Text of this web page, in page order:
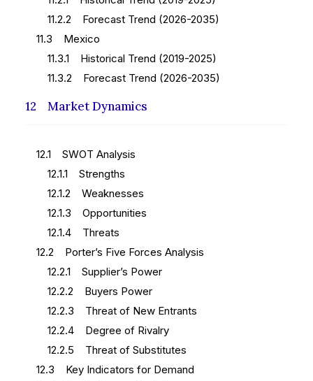
11.2.2 Forecast Trend (2026-2035)
11.3 Mexico
11.3.1 Historical Trend (2019-2025)
11.3.2 Forecast Trend (2026-2035)
12 Market Dynamics
12.1 SWOT Analysis
12.1.1 Strengths
12.1.2 Weaknesses
12.1.3 Opportunities
12.1.4 Threats
12.2 Porter’s Five Forces Analysis
12.2.1 Supplier’s Power
12.2.2 Buyers Power
12.2.3 Threat of New Entrants
12.2.4 Degree of Rivalry
12.2.5 Threat of Substitutes
12.3 Key Indicators for Demand